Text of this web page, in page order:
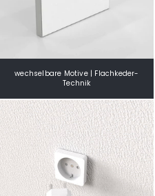
wechselbare Motive | Flachkeder-
Technik